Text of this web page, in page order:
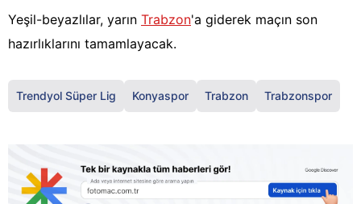
Yeşil-beyazlılar, yarın Trabzon'a giderek maçın son
hazırlıklarını tamamlayacak.
Trendyol Süper Lig Konyaspor Trabzon Trabzonspor